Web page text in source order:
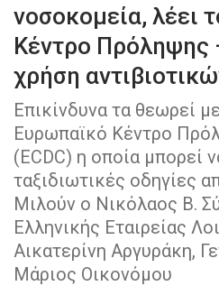
νοσοκομεία, λέει
Κέντρο Πρόληψης
χρήση
Επικίνδυνα τα θεωρεί
Ευρωπαϊκό Κέντρο
(ECDC) η οποία μπορεί
ταξιδιωτικές οδηγίες
Μιλούν ο Νικόλαος Β.
Ελληνικής Εταιρείας
Αικατερίνη Αργυράκη,
Μάριος Οικονόμου